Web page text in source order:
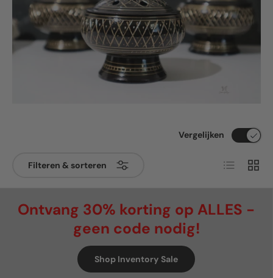
Filteren & sorteren
Vergelijken
Lijst
Ontvang 30% korting op ALLES -
geen code nodig!
Shop Inventory Sale